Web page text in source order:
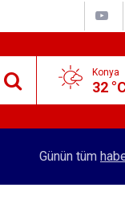
Konya
32
Özgökçen,Günün tüm